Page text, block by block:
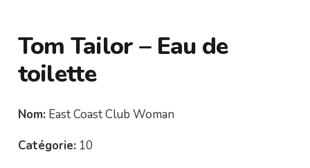
Tom Tailor – Eau de
toilette
Nom: East Coast Club Woman
Catégorie: 10